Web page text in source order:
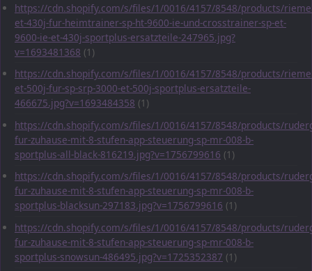
https://cdn.shopify.com/s/files/1/0016/4157/8548/products/
et-430j-fur-heimtrainer-sp-ht-9600-ie-und-crosstrainer-sp-et-
9600-ie-et-430j-sportplus-ersatzteile-247965.jpg?
v=1693481368 (1)
https://cdn.shopify.com/s/files/1/0016/4157/8548/products/
et-500j-fur-sp-srp-3000-et-500j-sportplus-ersatzteile-
466675.jpg?v=1693484358 (1)
https://cdn.shopify.com/s/files/1/0016/4157/8548/products/
fur-zuhause-mit-8-stufen-app-steuerung-sp-mr-008-b-
sportplus-all-black-816219.jpg?v=1756799616 (1)
https://cdn.shopify.com/s/files/1/0016/4157/8548/products/
fur-zuhause-mit-8-stufen-app-steuerung-sp-mr-008-b-
sportplus-blacksun-297183.jpg?v=1756799616 (1)
https://cdn.shopify.com/s/files/1/0016/4157/8548/products/
fur-zuhause-mit-8-stufen-app-steuerung-sp-mr-008-b-
sportplus-snowsun-486495.jpg?v=1725352387 (1)